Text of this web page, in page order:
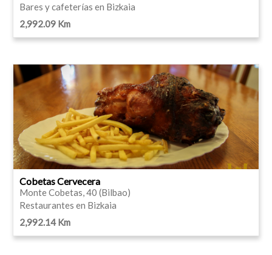
Bares y cafeterías en Bizkaia
2,992.09 Km
Cobetas Cervecera
Monte Cobetas, 40 (Bilbao)
Restaurantes en Bizkaia
2,992.14 Km